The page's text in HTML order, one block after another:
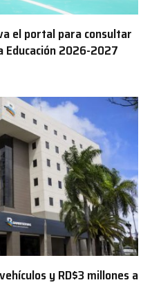
el portal para consultar
Educación 2026-2027
y RD$3 millones a